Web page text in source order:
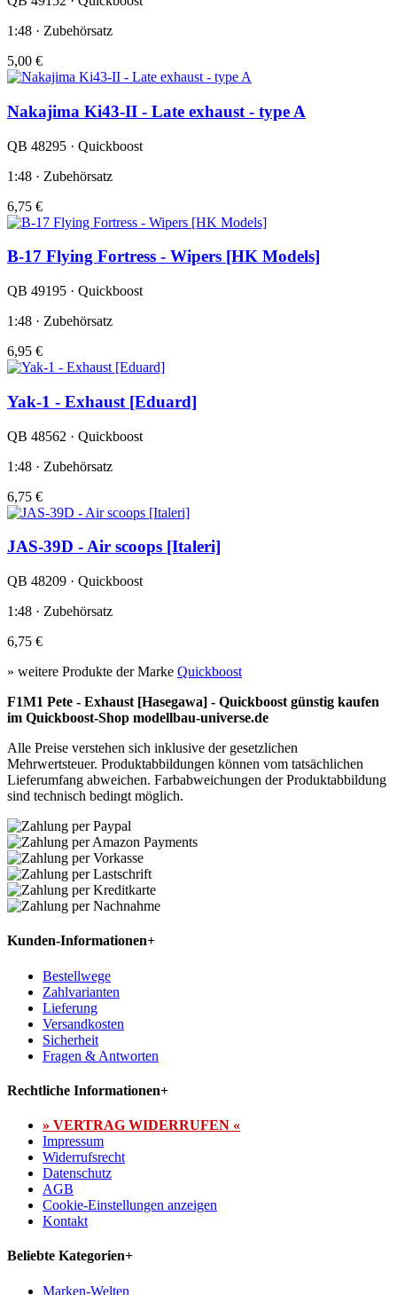
1:48 · Zubehörsatz
5,00 €
Nakajima Ki43-II - Late exhaust - type A
QB 48295 · Quickboost
1:48 · Zubehörsatz
6,75 €
B-17 Flying Fortress - Wipers [HK Models]
QB 49195 · Quickboost
1:48 · Zubehörsatz
6,95 €
Yak-1 - Exhaust [Eduard]
QB 48562 · Quickboost
1:48 · Zubehörsatz
6,75 €
JAS-39D - Air scoops [Italeri]
QB 48209 · Quickboost
1:48 · Zubehörsatz
6,75 €
» weitere Produkte der Marke Quickboost
F1M1 Pete - Exhaust [Hasegawa] - Quickboost günstig kaufen
im Quickboost-Shop modellbau-universe.de
Alle Preise verstehen sich inklusive der gesetzlichen
Mehrwertsteuer. Produktabbildungen können vom tatsächlichen
Lieferumfang abweichen. Farbabweichungen der Produktabbildung
sind technisch bedingt möglich.
Kunden-Informationen+
Bestellwege
Zahlvarianten
Lieferung
Versandkosten
Sicherheit
Fragen & Antworten
Rechtliche Informationen+
» VERTRAG WIDERRUFEN «
Impressum
Widerrufsrecht
Datenschutz
AGB
Cookie-Einstellungen anzeigen
Kontakt
Beliebte Kategorien+
Marken-Welten